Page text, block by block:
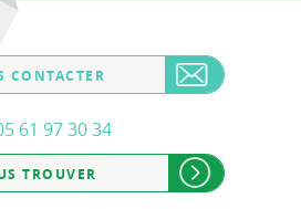
CONTACTER
61 97 30 34
TROUVER